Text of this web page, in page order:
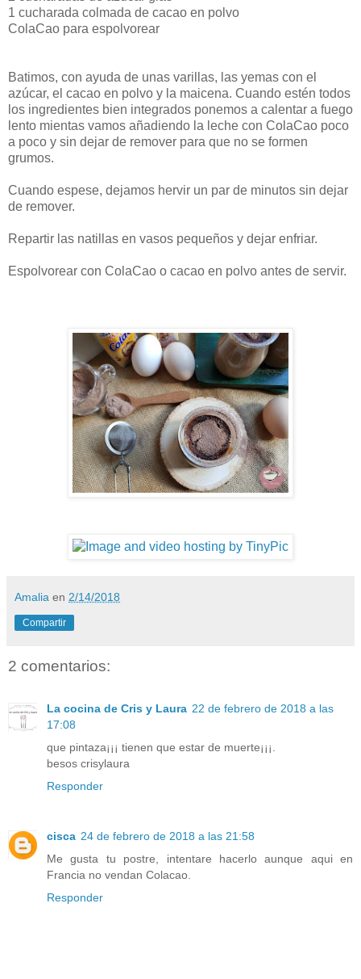
1 cucharada colmada de cacao en polvo
ColaCao para espolvorear
Batimos, con ayuda de unas varillas, las yemas con el
azúcar, el cacao en polvo y la maicena. Cuando estén todos
los ingredientes bien integrados ponemos a calentar a fuego
lento mientas vamos añadiendo la leche con ColaCao poco
a poco y sin dejar de remover para que no se formen
grumos.
Cuando espese, dejamos hervir un par de minutos sin dejar
de remover.
Repartir las natillas en vasos pequeños y dejar enfriar.
Espolvorear con ColaCao o cacao en polvo antes de servir.
Amalia en 2/14/2018
Compartir
2 comentarios:
La cocina de Cris y Laura 22 de febrero de 2018 a las
17:08
que pintaza¡¡¡ tienen que estar de muerte¡¡¡.
besos crisylaura
Responder
cisca 24 de febrero de 2018 a las 21:58
Me gusta tu postre, intentare hacerlo aunque aqui en
Francia no vendan Colacao.
Responder